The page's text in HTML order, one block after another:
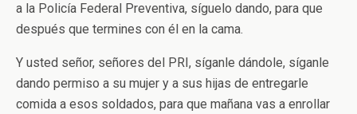
a la Policía Federal Preventiva, síguelo dando, para que
después que termines con él en la cama.
Y usted señor, señores del PRI, síganle dándole, síganle
dando permiso a su mujer y a sus hijas de entregarle
comida a esos soldados, para que mañana vas a enrollar